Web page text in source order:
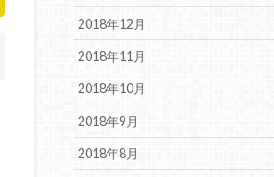
2018年12月
2018年11月
2018年10月
2018年9月
2018年8月